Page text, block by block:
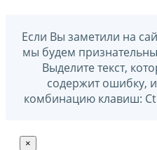
Если Вы заметили на
мы будем
Выделите текст,
содержит ошибку,
комбинацию клавиш:
×